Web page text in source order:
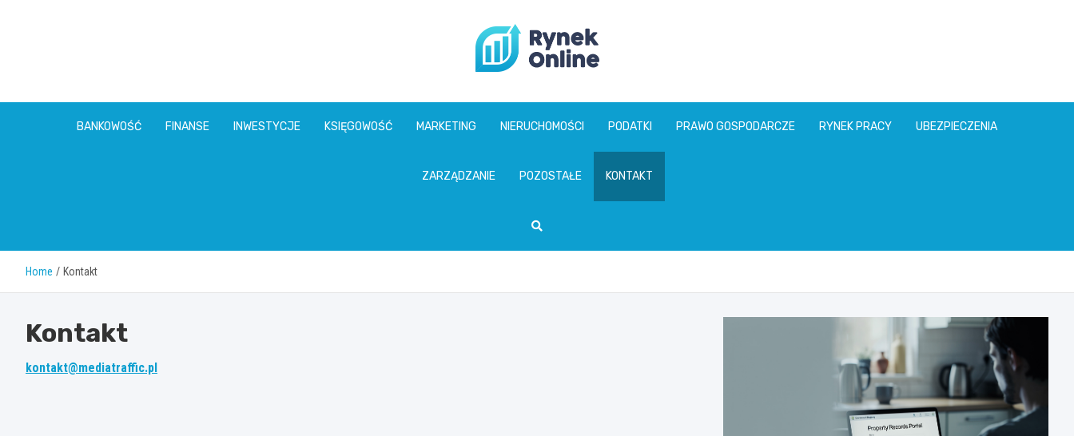
www.rynekonline.pl
BANKOWOŚĆ FINANSE INWESTYCJE KSIĘGOWOŚĆ MARKETING NIERUCHOMOŚCI PODATKI PRAWO GOSPODARCZE RYNEK PRACY UBEZPIECZENIA
ZARZĄDZANIE POZOSTAŁE KONTAKT
Home Kontakt
Kontakt
kontakt@mediatraffic.pl